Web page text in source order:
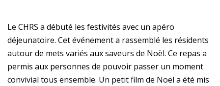
Le CHRS a débuté les festivités avec un apéro
déjeunatoire. Cet événement a rassemblé les résidents
autour de mets variés aux saveurs de Noël. Ce repas a
permis aux personnes de pouvoir passer un moment
convivial tous ensemble. Un petit film de Noël a été mis